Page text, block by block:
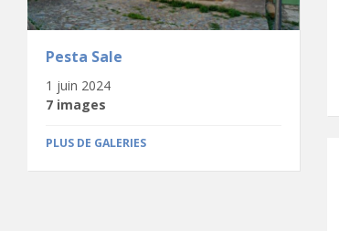
Pesta Sale
1 juin 2024
7 images
PLUS DE GALERIES